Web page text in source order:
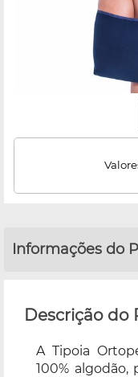
Informações do
Descrição do
A Tipoia
100%